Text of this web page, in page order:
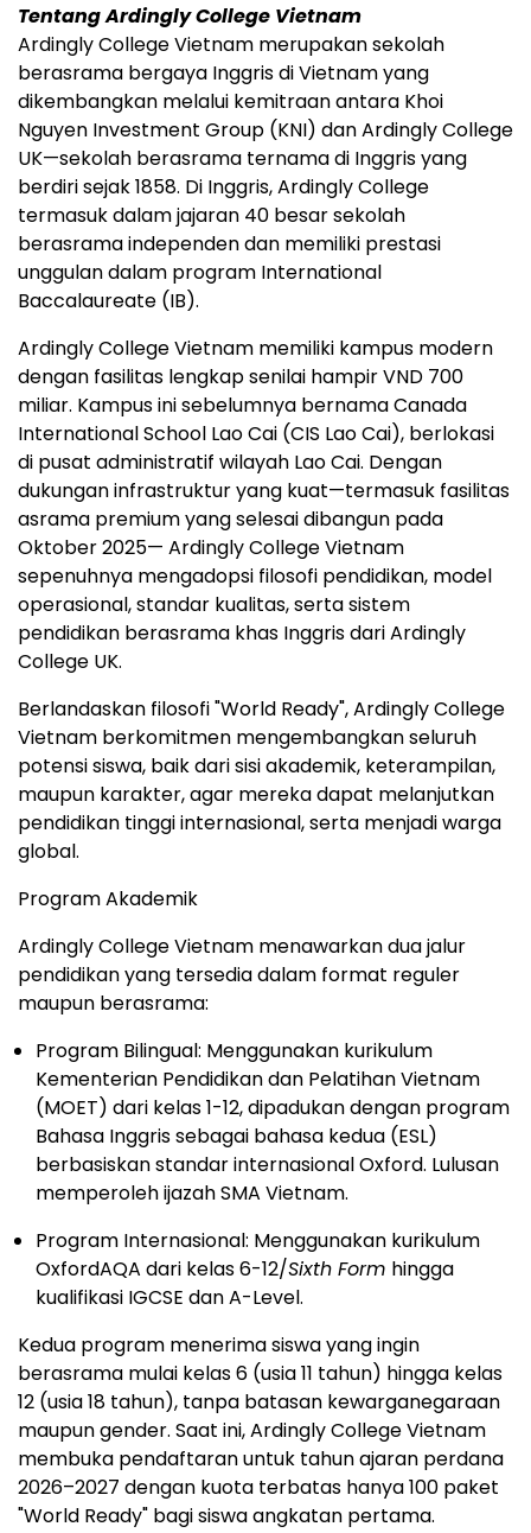
Tentang Ardingly College Vietnam
Ardingly College Vietnam merupakan sekolah
berasrama bergaya Inggris di Vietnam yang
dikembangkan melalui kemitraan antara Khoi
Nguyen Investment Group (KNI) dan Ardingly College
UK—sekolah berasrama ternama di Inggris yang
berdiri sejak 1858. Di Inggris, Ardingly College
termasuk dalam jajaran 40 besar sekolah
berasrama independen dan memiliki prestasi
unggulan dalam program International
Baccalaureate (IB).
Ardingly College Vietnam memiliki kampus modern
dengan fasilitas lengkap senilai hampir VND 700
miliar. Kampus ini sebelumnya bernama Canada
International School Lao Cai (CIS Lao Cai), berlokasi
di pusat administratif wilayah Lao Cai. Dengan
dukungan infrastruktur yang kuat—termasuk fasilitas
asrama premium yang selesai dibangun pada
Oktober 2025— Ardingly College Vietnam
sepenuhnya mengadopsi filosofi pendidikan, model
operasional, standar kualitas, serta sistem
pendidikan berasrama khas Inggris dari Ardingly
College UK.
Berlandaskan filosofi "World Ready", Ardingly College
Vietnam berkomitmen mengembangkan seluruh
potensi siswa, baik dari sisi akademik, keterampilan,
maupun karakter, agar mereka dapat melanjutkan
pendidikan tinggi internasional, serta menjadi warga
global.
Program Akademik
Ardingly College Vietnam menawarkan dua jalur
pendidikan yang tersedia dalam format reguler
maupun berasrama:
Program Bilingual: Menggunakan kurikulum
Kementerian Pendidikan dan Pelatihan Vietnam
(MOET) dari kelas 1-12, dipadukan dengan program
Bahasa Inggris sebagai bahasa kedua (ESL)
berbasiskan standar internasional Oxford. Lulusan
memperoleh ijazah SMA Vietnam.
Program Internasional: Menggunakan kurikulum
OxfordAQA dari kelas 6-12/Sixth Form hingga
kualifikasi IGCSE dan A-Level.
Kedua program menerima siswa yang ingin
berasrama mulai kelas 6 (usia 11 tahun) hingga kelas
12 (usia 18 tahun), tanpa batasan kewarganegaraan
maupun gender. Saat ini, Ardingly College Vietnam
membuka pendaftaran untuk tahun ajaran perdana
2026–2027 dengan kuota terbatas hanya 100 paket
"World Ready" bagi siswa angkatan pertama.